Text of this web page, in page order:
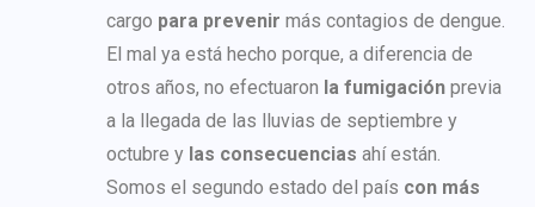
cargo para prevenir más contagios de dengue.
El mal ya está hecho porque, a diferencia de
otros años, no efectuaron la fumigación previa
a la llegada de las lluvias de septiembre y
octubre y las consecuencias ahí están.
Somos el segundo estado del país con más